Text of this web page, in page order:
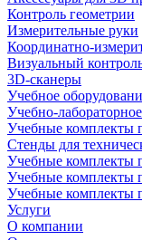
Контроль геометрии
Измерительные руки
Координатно-
Визуальный
3D-сканеры
Учебное
Учебно-
Учебные комплекты
Стенды для
Учебные комплекты
Учебные комплекты
Учебные комплекты
Услуги
О компании